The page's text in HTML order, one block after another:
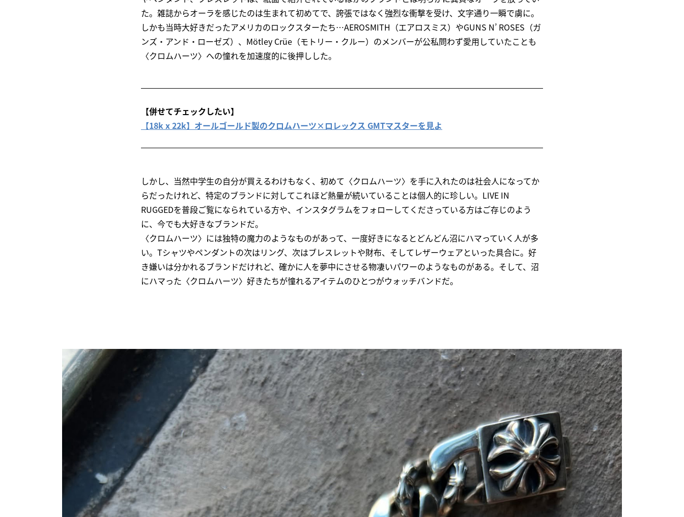
た。雑誌からオーラを感じたのは生まれて初めてで、誇張ではなく強烈な衝撃を受け、文字通り一瞬で虜に。
しかも当時大好きだったアメリカのロックスターたち…AEROSMITH（エアロスミス）やGUNS N’ ROSES（ガ
ンズ・アンド・ローゼズ）、Mötley Crüe（モトリー・クルー）のメンバーが公私問わず愛用していたことも
〈クロムハーツ〉への憧れを加速度的に後押しした。
【併せてチェックしたい】
【18k x 22k】オールゴールド製のクロムハーツ×ロレックス GMTマスターを見よ
しかし、当然中学生の自分が買えるわけもなく、初めて〈クロムハーツ〉を手に入れたのは社会人になってか
らだったけれど、特定のブランドに対してこれほど熱量が続いていることは個人的に珍しい。LIVE IN
RUGGEDを普段ご覧になられている方や、インスタグラムをフォローしてくださっている方はご存じのよう
に、今でも大好きなブランドだ。
〈クロムハーツ〉には独特の魔力のようなものがあって、一度好きになるとどんどん沼にハマっていく人が多
い。Tシャツやペンダントの次はリング、次はブレスレットや財布、そしてレザーウェアといった具合に。好
き嫌いは分かれるブランドだけれど、確かに人を夢中にさせる物凄いパワーのようなものがある。そして、沼
にハマった〈クロムハーツ〉好きたちが憧れるアイテムのひとつがウォッチバンドだ。